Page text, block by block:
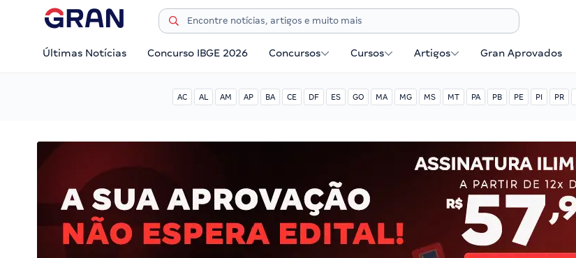
Últimas Notícias Concurso IBGE 2026 Concursos Cursos Artigos Gran Aprovados
AC AL AM AP BA CE DF ES GO MA MG MS MT PA PB PE PI PR